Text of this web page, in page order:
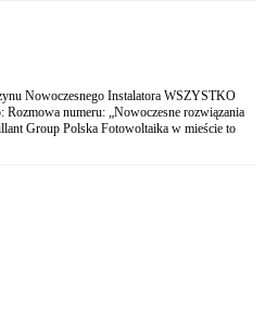
Nowoczesnego Instalatora WSZYSTKO
numeru: „Nowoczesne rozwiązania
Group Polska Fotowoltaika w mieście to